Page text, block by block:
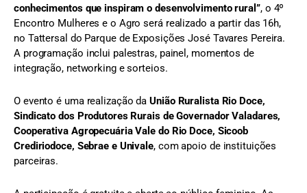
conhecimentos que inspiram o desenvolvimento rural”, o 4º
Encontro Mulheres e o Agro será realizado a partir das 16h,
no Tattersal do Parque de Exposições José Tavares Pereira.
A programação inclui palestras, painel, momentos de
integração, networking e sorteios.
O evento é uma realização daUnião Ruralista Rio Doce,
Sindicato dos Produtores Rurais de Governador Valadares,
Cooperativa Agropecuária Vale do Rio Doce, Sicoob
Crediriodoce, Sebrae e Univale, com apoio de instituições
parceiras.